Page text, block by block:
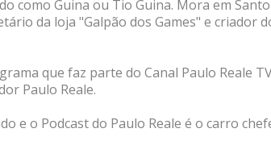
como Guina ou Tio Guina. Mora em
da loja "Galpão dos Games" e criador
que faz parte do Canal Paulo Reale
Paulo Reale.
e o Podcast do Paulo Reale é o carro